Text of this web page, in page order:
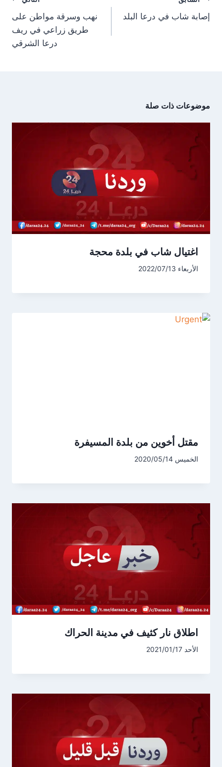
المقالات
إصابة شاب في درعا البلد
نهب وسرقة مواطن على
طريق زراعي في ريف
درعا الشرقي
موضوعات ذات صلة
اغتيال شاب في بلدة محجة
الأربعاء 2022/07/13
مقتل أخوين من بلدة المسيفرة
الخميس 2020/05/14
اطلاق نار كثيف في مدينة الحراك
الأحد 2021/01/17